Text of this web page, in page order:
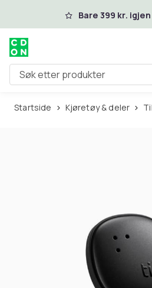
Hopp til hovedinnhold
Bare 399 kr.
Søk etter produkter
Startside Kjøretøy & deler